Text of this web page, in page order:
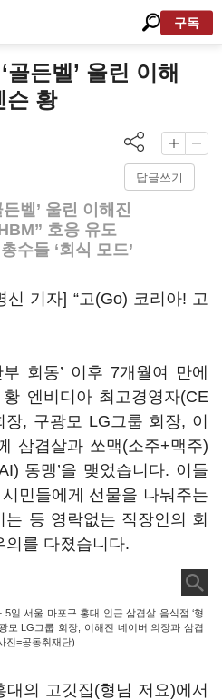
구독
골든벨’ 울린 이해
슨 황
답글쓰기
든벨’ 울린 이해진
호응 유도
수들 ‘회식 모드’
신 기자] “고(Go) 코리아! 고
회동’ 이후 7개월여 만에
엔비디아 최고경영자(CE
, 구광모 LG그룹 회장, 이
삼겹살과 쏘맥(소주+맥주)
동맹’을 맺었습니다. 이들
민들에게 선물을 나눠주는
등 영락없는 직장인의 회
의를 다졌습니다.
일 서울 마포구 홍대 인근 삼겹살 음식점 ‘형
모 LG그룹 회장, 이해진 네이버 의장과 삼겹
진=공동취재단)
의 고깃집(형님 저요)에서